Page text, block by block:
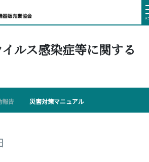
メ
ルス感染症等に関する
報告 災害対策マニュアル